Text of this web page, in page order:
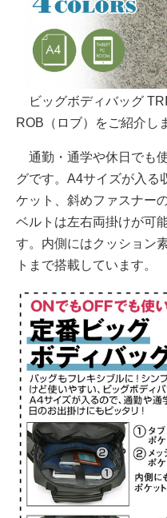
ビッグボディバッグ
ROB（ロブ）をご紹介し
通勤・通学や休日でも
グです。A4サイズが入る
ケット、斜めファスナー
ベルトは左右両掛けが可
す。内側にはクッション
トまで搭載しています。